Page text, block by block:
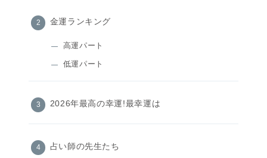
金運ランキング
高運パート
低運パート
2026年最高の幸運!最幸運は
占い師の先生たち